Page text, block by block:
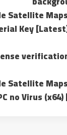
Satellite
Key
Satellite
no Virus (x64)